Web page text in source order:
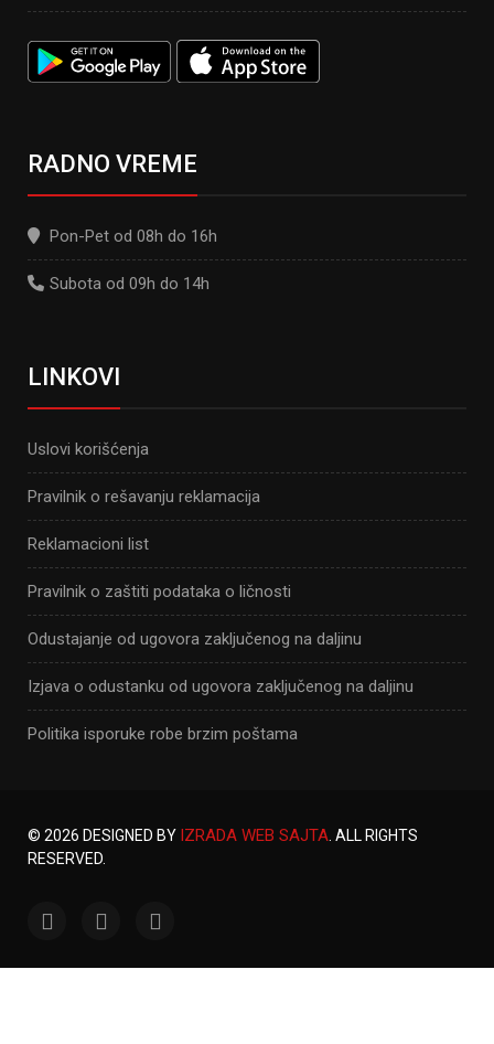
RADNO VREME
Pon-Pet od 08h do 16h
Subota od 09h do 14h
LINKOVI
Uslovi korišćenja
Pravilnik o rešavanju reklamacija
Reklamacioni list
Pravilnik o zaštiti podataka o ličnosti
Odustajanje od ugovora zaključenog na daljinu
Izjava o odustanku od ugovora zaključenog na daljinu
Politika isporuke robe brzim poštama
© 2026 DESIGNED BY IZRADA WEB SAJTA . ALL RIGHTS
RESERVED.